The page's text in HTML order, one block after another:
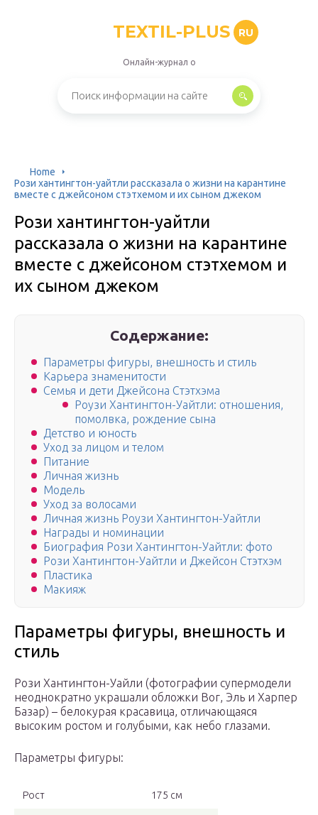
TEXTIL-PLUS RU
Онлайн-журнал о
Home
Рози хантингтон-уайтли рассказала о жизни на карантине
вместе с джейсоном стэтхемом и их сыном джеком
Рози хантингтон-уайтли
рассказала о жизни на карантине
вместе с джейсоном стэтхемом и
их сыном джеком
Содержание:
Параметры фигуры, внешность и стиль
Карьера знаменитости
Семья и дети Джейсона Стэтхэма
Роузи Хантингтон-Уайтли: отношения,
помолвка, рождение сына
Детство и юность
Уход за лицом и телом
Питание
Личная жизнь
Модель
Уход за волосами
Личная жизнь Роузи Хантингтон-Уайтли
Награды и номинации
Биография Рози Хантингтон-Уайтли: фото
Рози Хантингтон-Уайтли и Джейсон Стэтхэм
Пластика
Макияж
Параметры фигуры, внешность и
стиль
Рози Хантингтон-Уайли (фотографии супермодели
неоднократно украшали обложки Вог, Эль и Харпер
Базар) – белокурая красавица, отличающаяся
высоким ростом и голубыми, как небо глазами.
Параметры фигуры:
Рост 175 см